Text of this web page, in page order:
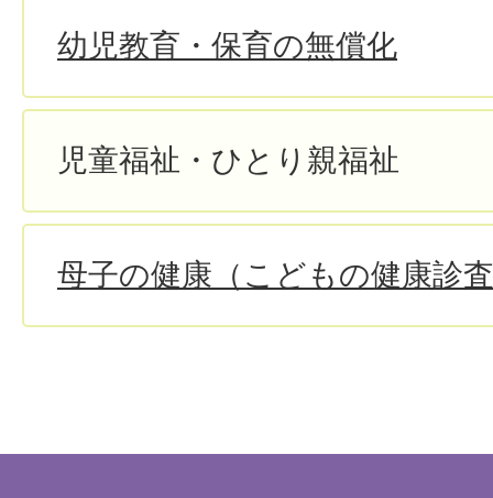
幼児教育・保育の無償化
児童福祉・ひとり親福祉
母子の健康（こどもの健康診